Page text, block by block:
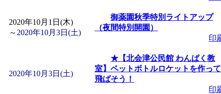
間：2026/07/13～2026/
子育て交流広場「
間：2026/08/10～2026/
2020年10月1日(木)
～ 2020年10月3日(土)
御薬園秋季特別ライトアップ
（夜間特別開園）
印
2020年10月3日(土)
★【北会津公民館 わんぱく教
室】ペットボトルロケットを作って
飛ばそう！
印